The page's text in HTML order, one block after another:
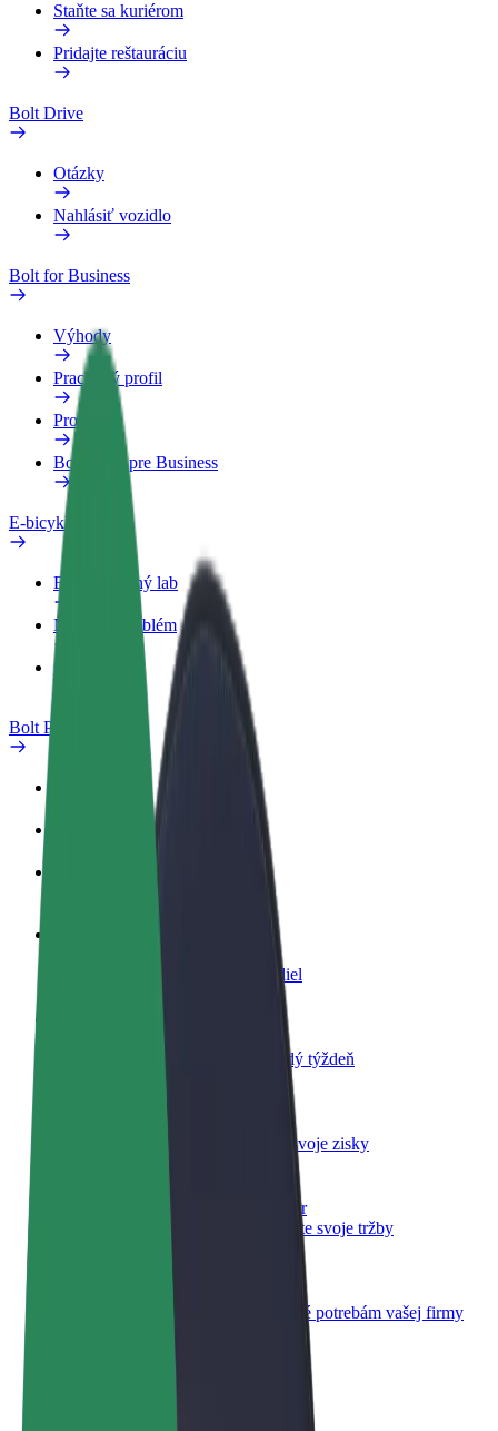
Staňte sa kuriérom
Pridajte reštauráciu
Bolt Drive
Otázky
Nahlásiť vozidlo
Bolt for Business
Výhody
Pracovný profil
Produkty
Bolt Food pre Business
E-bicykle
Bezpečnostný lab
Nahlásiť problém
Otázky
Bolt Plus
Zarábajte podľa vlastných pravidiel
Staňte sa kuriérom
Doručujte jedlo a zarábajte si každý týždeň
Oslovte viac zákazníkov a zvýšte svoje zisky
Zaregistrujte sa ako flotilový partner
Pridajte svoju flotilu k Boltu a zvýšte svoje tržby
Produkty a služby Bolt prispôsobené potrebám vašej firmy